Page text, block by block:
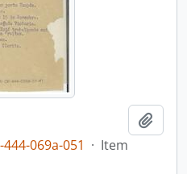
444-069a-051 · Item